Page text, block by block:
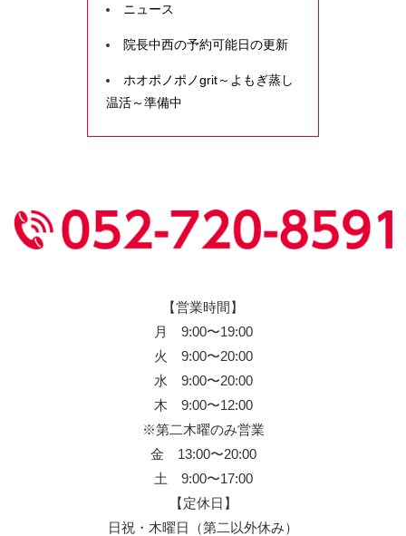
ニュース
院長中西の予約可能日の更新
ホオポノポノgrit～よもぎ蒸し
温活～準備中
【営業時間】
月 9:00〜19:00
火 9:00〜20:00
水 9:00〜20:00
木 9:00〜12:00
※第二木曜のみ営業
金 13:00〜20:00
土 9:00〜17:00
【定休日】
日祝・木曜日（第二以外休み）